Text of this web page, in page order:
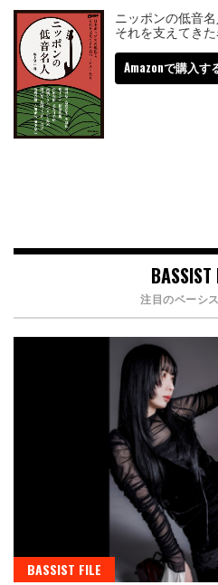
ニッポンの低音
それを支えてき
Amazonで購入す
BASSIST
注目のベーシ
BASSIST FILE